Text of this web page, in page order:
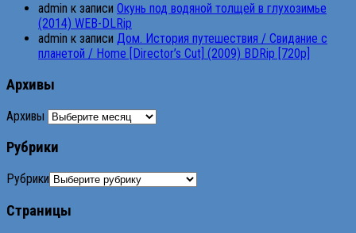
admin к записи Окунь под водяной толщей в глухозимье
(2014) WEB-DLRip
admin к записи Дом. История путешествия / Свидание с
планетой / Home [Director’s Cut] (2009) BDRip [720p]
Архивы
Архивы
Рубрики
Рубрики
Страницы